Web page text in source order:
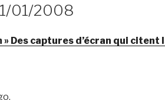
01/2008
Des captures d’écran qui citent